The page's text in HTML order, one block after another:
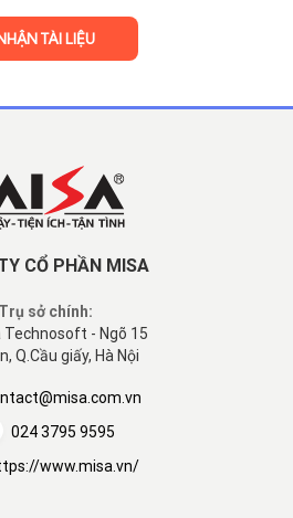
CỔ PHẦN MISA
Trụ sở chính:
Technosoft - Ngõ 15
Q.Cầu giấy, Hà Nội
024 3795 9595
www.misa.vn/